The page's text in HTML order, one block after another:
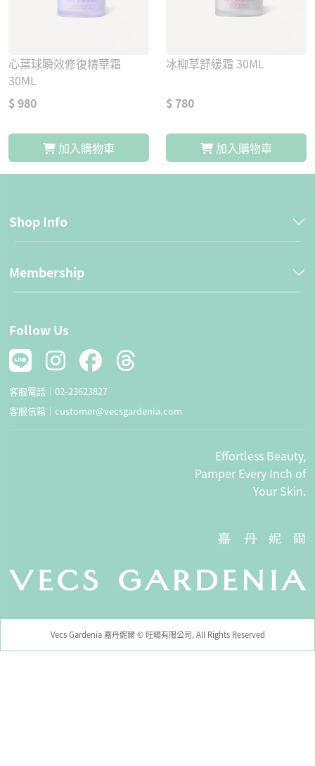
心葉球瞬效修復精華霜
30ML
$ 980
加入購物車
冰柳草舒緩霜 30ML
$ 780
加入購物車
Shop Info
Membership
Follow Us
客服電話｜ 02-23623827
客服信箱｜ customer@vecsgardenia.com
Effortless Beauty,
Pamper Every Inch of
Your Skin.
Vecs Gardenia 嘉丹妮爾 © 旺暘有限公司, All Rights Reserved